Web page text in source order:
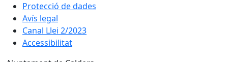
Protecció de dades
Avís legal
Canal Llei 2/2023
Accessibilitat